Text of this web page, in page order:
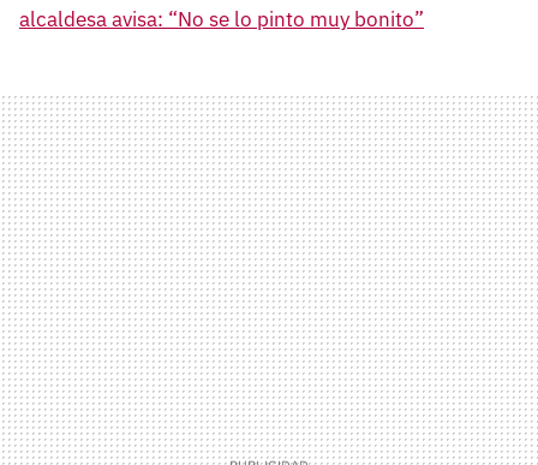
alcaldesa avisa: “No se lo pinto muy bonito”